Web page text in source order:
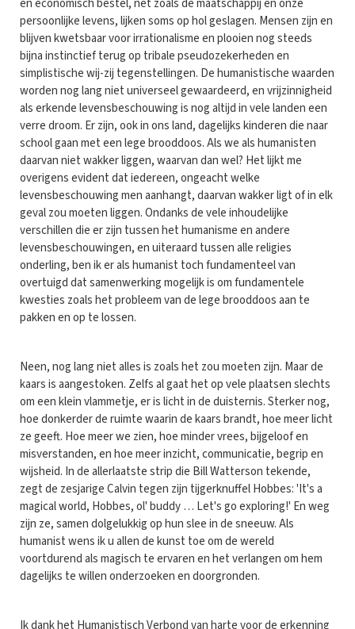
en economisch bestel, net zoals de maatschappij en onze
persoonlijke levens, lijken soms op hol geslagen. Mensen zijn en
blijven kwetsbaar voor irrationalisme en plooien nog steeds
bijna instinctief terug op tribale pseudozekerheden en
simplistische wij-zij tegenstellingen. De humanistische waarden
worden nog lang niet universeel gewaardeerd, en vrijzinnigheid
als erkende levensbeschouwing is nog altijd in vele landen een
verre droom. Er zijn, ook in ons land, dagelijks kinderen die naar
school gaan met een lege brooddoos. Als we als humanisten
daarvan niet wakker liggen, waarvan dan wel? Het lijkt me
overigens evident dat iedereen, ongeacht welke
levensbeschouwing men aanhangt, daarvan wakker ligt of in elk
geval zou moeten liggen. Ondanks de vele inhoudelijke
verschillen die er zijn tussen het humanisme en andere
levensbeschouwingen, en uiteraard tussen alle religies
onderling, ben ik er als humanist toch fundamenteel van
overtuigd dat samenwerking mogelijk is om fundamentele
kwesties zoals het probleem van de lege brooddoos aan te
pakken en op te lossen.
Neen, nog lang niet alles is zoals het zou moeten zijn. Maar de
kaars is aangestoken. Zelfs al gaat het op vele plaatsen slechts
om een klein vlammetje, er is licht in de duisternis. Sterker nog,
hoe donkerder de ruimte waarin de kaars brandt, hoe meer licht
ze geeft. Hoe meer we zien, hoe minder vrees, bijgeloof en
misverstanden, en hoe meer inzicht, communicatie, begrip en
wijsheid. In de allerlaatste strip die Bill Watterson tekende,
zegt de zesjarige Calvin tegen zijn tijgerknuffel Hobbes: 'It's a
magical world, Hobbes, ol' buddy … Let's go exploring!' En weg
zijn ze, samen dolgelukkig op hun slee in de sneeuw. Als
humanist wens ik u allen de kunst toe om de wereld
voortdurend als magisch te ervaren en het verlangen om hem
dagelijks te willen onderzoeken en doorgronden.
Ik dank het Humanistisch Verbond van harte voor de erkenning